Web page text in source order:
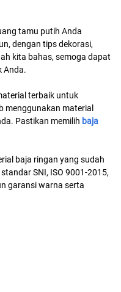
tamu putih Anda
dengan tips dekorasi,
kita bahas, semoga dapat
Anda.
terbaik untuk
menggunakan material
Pastikan memilih baja
baja ringan yang sudah
SNI, ISO 9001-2015,
garansi warna serta